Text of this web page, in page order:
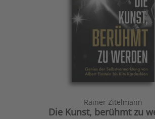
Rainer Zitelmann
Die Kunst, berühmt zu